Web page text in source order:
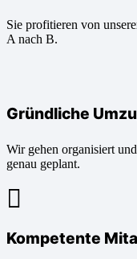
Sie profitieren von
A nach B.
Gründliche
Wir gehen organisiert
genau geplant.
Kompetente